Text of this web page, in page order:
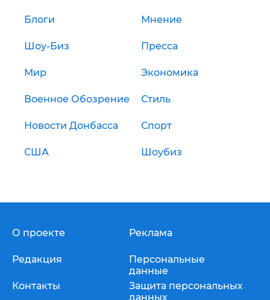
Блоги Мнение
Шоу-Биз Пресса
Мир Экономика
Военное Обозрение Стиль
Новости Донбасса Спорт
США Шоубиз
О проекте
Редакция
Контакты
Реклама
Персональные
данные
Защита персональных
данных